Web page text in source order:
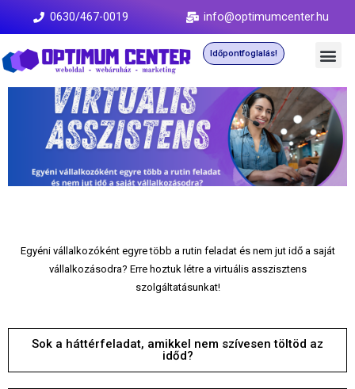
0630/467-0019 info@optimumcenter.hu
Időpontfoglalás!
Egyéni vállalkozóként egyre több a rutin feladat és nem jut idő a saját
vállalkozásodra? Erre hoztuk létre a virtuális asszisztens
szolgáltatásunkat!
Sok a háttérfeladat, amikkel nem szívesen töltöd az
időd?